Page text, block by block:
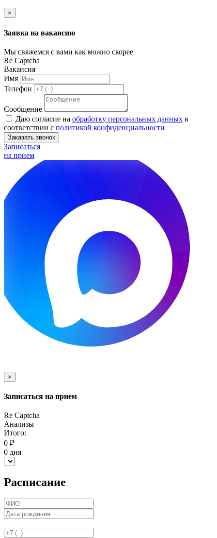
×
Заявка на вакансию
Мы свяжемся с вами как можно скорее
Re Captcha
Вакансия
Имя
Телефон
Сообщение
Даю согласие на обработку персональных данных в
соответствии с политикой конфиденциальности
Заказать звонок
Записаться
на прием
×
Записаться на прием
Re Captcha
Анализы
Итого:
0 ₽
0 дня
Расписание